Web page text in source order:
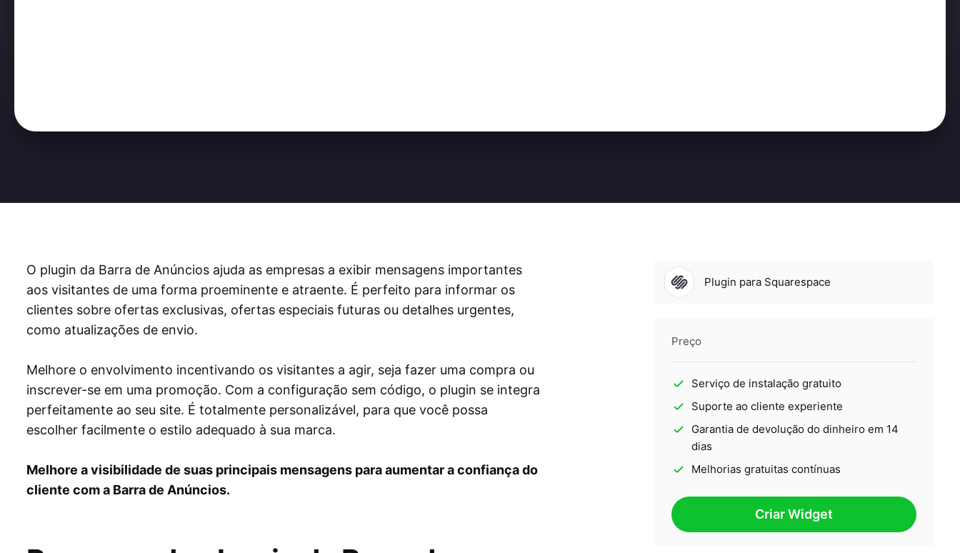
O plugin da Barra de Anúncios ajuda as empresas a exibir mensagens importantes
aos visitantes de uma forma proeminente e atraente. É perfeito para informar os
clientes sobre ofertas exclusivas, ofertas especiais futuras ou detalhes urgentes,
como atualizações de envio.
Melhore o envolvimento incentivando os visitantes a agir, seja fazer uma compra ou
inscrever-se em uma promoção. Com a configuração sem código, o plugin se integra
perfeitamente ao seu site. É totalmente personalizável, para que você possa
escolher facilmente o estilo adequado à sua marca.
Melhore a visibilidade de suas principais mensagens para aumentar a confiança do
cliente com a Barra de Anúncios.
Plugin para Squarespace
Preço
Serviço de instalação gratuito
Suporte ao cliente experiente
Garantia de devolução do dinheiro em 14
dias
Melhorias gratuitas contínuas
Criar Widget